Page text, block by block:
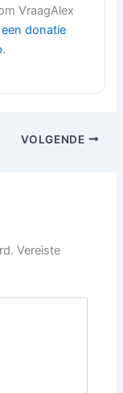
VraagAlex
een donatie
.
VOLGENDE
Vereiste